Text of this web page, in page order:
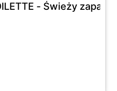
- Świeży